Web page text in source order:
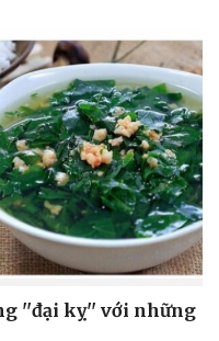
nghệ
điệu
Công nghệ
nghiệm
đổi số
''đại kỵ'' với những